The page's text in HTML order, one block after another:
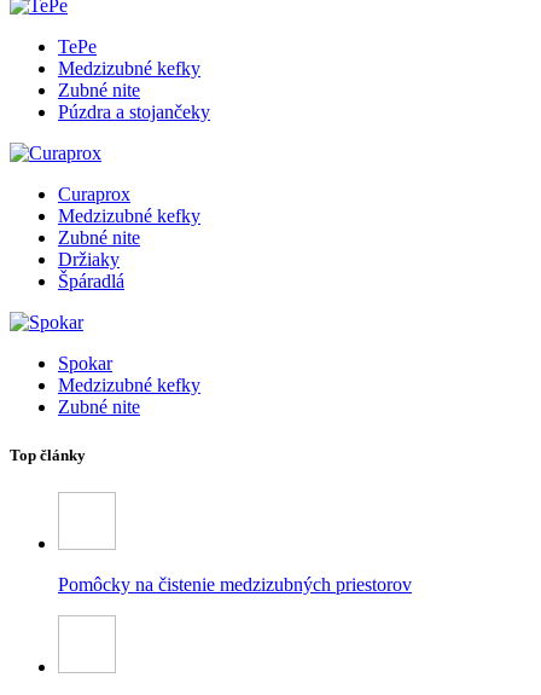
TePe
Medzizubné kefky
Zubné nite
Púzdra a stojančeky
Curaprox
Medzizubné kefky
Zubné nite
Držiaky
Špáradlá
Spokar
Medzizubné kefky
Zubné nite
Top články
Pomôcky na čistenie medzizubných priestorov